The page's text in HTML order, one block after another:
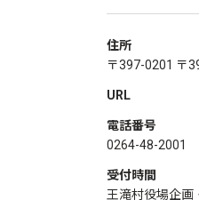
住所
〒397-0201 〒
URL
電話番号
0264-48-2001
受付時間
王滝村役場企